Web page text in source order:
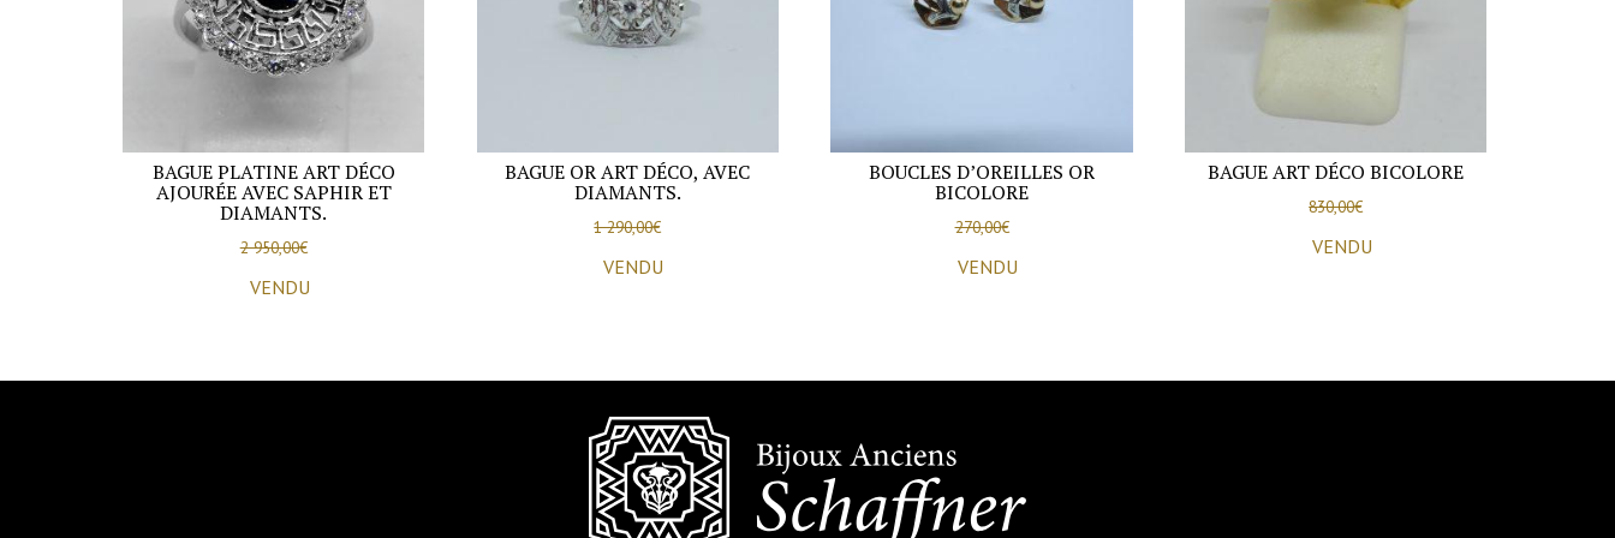
BAGUE PLATINE ART DÉCO
AJOURÉE AVEC SAPHIR ET
DIAMANTS.
2 950,00€
VENDU
BAGUE OR ART DÉCO, AVEC
DIAMANTS.
1 290,00€
VENDU
BOUCLES D’OREILLES OR
BICOLORE
270,00€
VENDU
BAGUE ART DÉCO BICOLORE
830,00€
VENDU